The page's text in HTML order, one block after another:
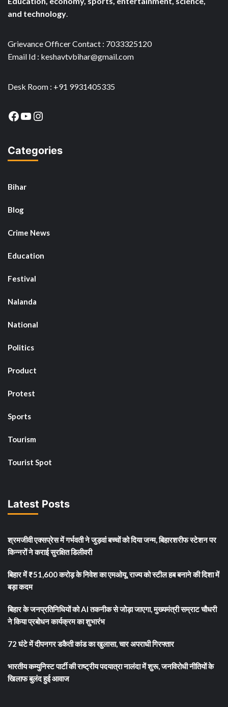
and technology.
Grievance Officer Contact : 7033325120
Email Id : keshavtvbihar@gmail.com
Desk Room : +91 9931405335
Facebook
YouTube
Instagram
Categories
Bihar
Blog
Crime News
Education
Festival
Nalanda
National
Politics
Product
Protest
Sports
Tourism
Tourist Spot
Latest Posts
श्रमजीवी एक्सप्रेस में गर्भवती ने जुड़वां बच्चों को दिया जन्म, बिहारशरीफ स्टेशन पर
किन्नरों ने कराई सुरक्षित डिलीवरी
बिहार में ₹51,600 करोड़ के निवेश का एमओयू, राज्य को स्टील हब बनाने की दिशा में
बड़ा कदम
बिहार के जनप्रतिनिधियों को AI तकनीक से जोड़ा जाएगा, मुख्यमंत्री सम्राट चौधरी
ने किया प्रबोधन कार्यक्रम का शुभारंभ
72 घंटे में दीपनगर डकैती कांड का खुलासा, चार अपराधी गिरफ्तार
भारतीय कम्युनिस्ट पार्टी की राष्ट्रीय पदयात्रा नालंदा में शुरू, जनविरोधी नीतियों के
खिलाफ बुलंद हुई आवाज